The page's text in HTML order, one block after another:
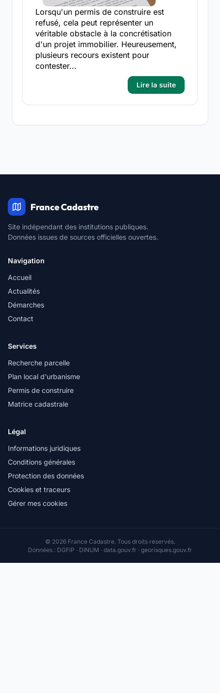
Lorsqu'un permis de construire est
refusé, cela peut représenter un
véritable obstacle à la concrétisation
d'un projet immobilier. Heureusement,
plusieurs recours existent pour
contester...
Lire la suite
France Cadastre
Site indépendant des institutions publiques.
Données issues de sources officielles ouvertes.
Navigation
Accueil
Actualités
Démarches
Contact
Services
Recherche parcelle
Plan local d'urbanisme
Permis de construire
Matrice cadastrale
Légal
Informations juridiques
Conditions générales
Protection des données
Cookies et traceurs
Gérer mes cookies
© 2026 France Cadastre. Tous droits réservés.
Données : DGFiP · DINUM · data.gouv.fr · georisques.gouv.fr